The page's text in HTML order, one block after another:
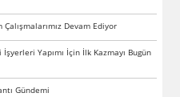
Devam Ediyor
Yapımı İçin İlk Kazmayı Bugün
Gündemi